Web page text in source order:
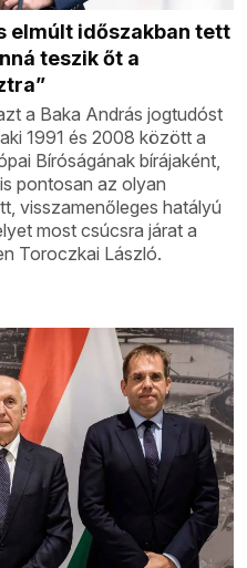
elmúlt időszakban tett
teszik őt a
a Baka András jogtudóst
1991 és 2008 között a
Bíróságának bírájaként,
pontosan az olyan
visszamenőleges hatályú
most csúcsra járat a
Toroczkai László.